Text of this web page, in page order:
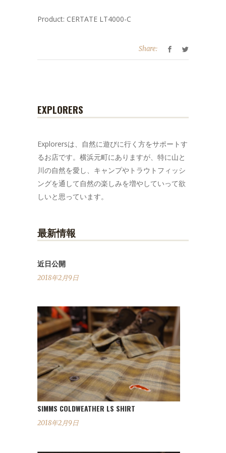
Product: CERTATE LT4000-C
Share:
EXPLORERS
Explorersは、自然に遊びに行く方をサポートす
るお店です。横浜元町にありますが、特に山と
川の自然を愛し、キャンプやトラウトフィッシ
ングを通して自然の楽しみを増やしていって欲
しいと思っています。
最新情報
近日公開
2018年2月9日
SIMMS COLDWEATHER LS SHIRT
2018年2月9日